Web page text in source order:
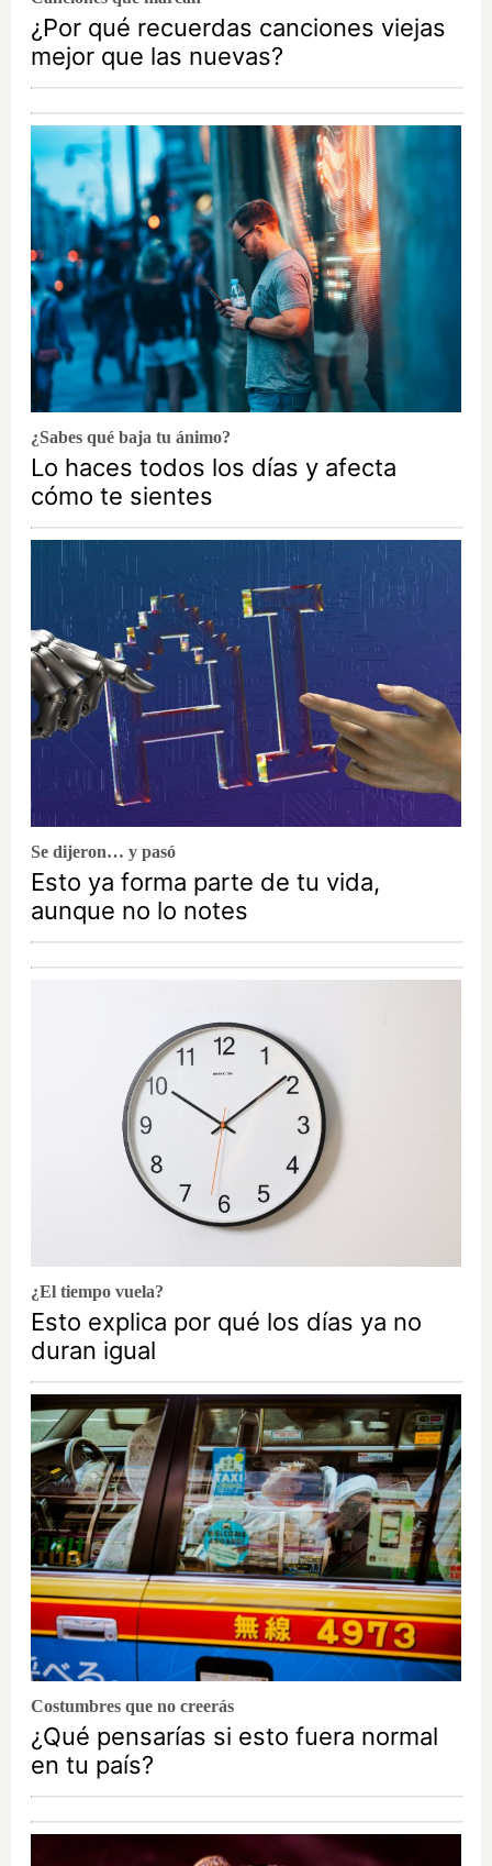
¿Por qué recuerdas canciones viejas
mejor que las nuevas?
¿Sabes qué baja tu ánimo?
Lo haces todos los días y afecta
cómo te sientes
Se dijeron… y pasó
Esto ya forma parte de tu vida,
aunque no lo notes
¿El tiempo vuela?
Esto explica por qué los días ya no
duran igual
Costumbres que no creerás
¿Qué pensarías si esto fuera normal
en tu país?